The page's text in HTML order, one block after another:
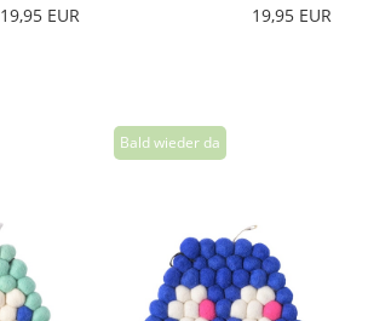
19,95 EUR 19,95 EUR